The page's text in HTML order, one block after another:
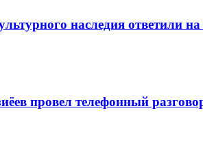
наследия ответили
провел телефонный